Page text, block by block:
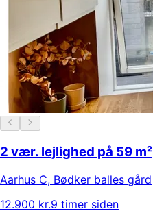
2 vær. lejlighed på 59 m²
Aarhus C, Bødker balles gård
12.900 kr.9 timer siden